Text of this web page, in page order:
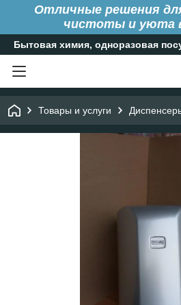
Отличные решения
чистоты и уюта
Бытовая химия, одноразовая
Товары и услуги